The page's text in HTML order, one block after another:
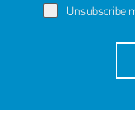
Unsubscribe